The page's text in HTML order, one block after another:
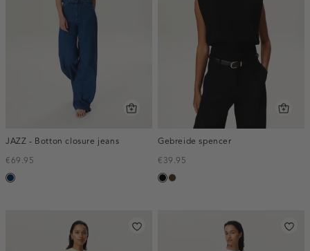
JAZZ - Botton closure jeans
€69.95
blauw,
Gebreide spencer
€39.95
zwarttoffee